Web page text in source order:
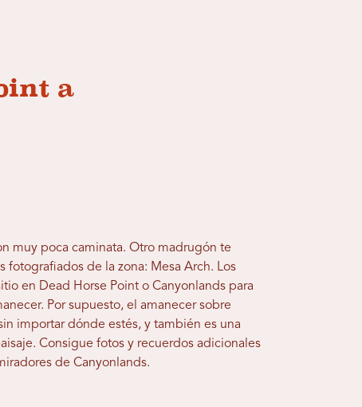
a
muy poca caminata. Otro madrugón te
fotografiados de la zona: Mesa Arch. Los
en Dead Horse Point o Canyonlands para
Por supuesto, el amanecer sobre
importar dónde estés, y también es una
Consigue fotos y recuerdos adicionales
de Canyonlands.